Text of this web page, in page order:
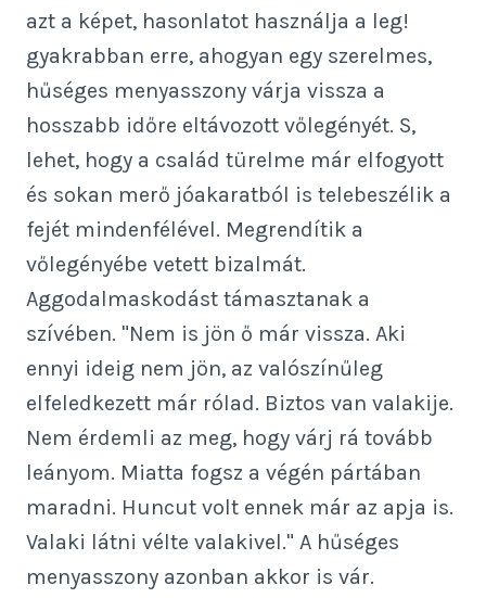
azt a képet, hasonlatot használja a leg!
gyakrabban erre, ahogyan egy szerelmes,
hűséges menyasszony várja vissza a
hosszabb időre eltávozott vőlegényét. S,
lehet, hogy a család türelme már elfogyott
és sokan merő jóakaratból is telebeszélik a
fejét mindenfélével. Megrendítik a
vőlegényébe vetett bizalmát.
Aggodalmaskodást támasztanak a
szívében. "Nem is jön ő már vissza. Aki
ennyi ideig nem jön, az valószínűleg
elfeledkezett már rólad. Biztos van valakije.
Nem érdemli az meg, hogy várj rá tovább
leányom. Miatta fogsz a végén pártában
maradni. Huncut volt ennek már az apja is.
Valaki látni vélte valakivel." A hűséges
menyasszony azonban akkor is vár.